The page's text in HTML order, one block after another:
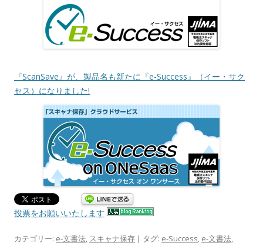
『ScanSave』が、製品名も新たに『e-Success』（イー・サク
セス）になりました!
投票をお願いいたします
カテゴリー: e-文書法, スキャナ保存 | タグ: e-Success, e-文書法,